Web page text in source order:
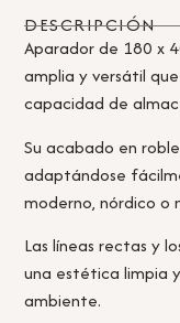
DESCRIPCIÓN
Aparador de 180 x
amplia y versátil
capacidad de
Su acabado en
adaptándose
moderno, nórdico o
Las líneas rectas y
una estética limpia
ambiente.